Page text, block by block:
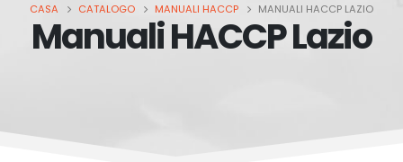
CASA CATALOGO MANUALI HACCP MANUALI HACCP LAZIO
Manuali HACCP Lazio